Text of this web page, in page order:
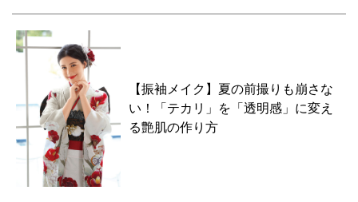
【振袖メイク】夏の前撮りも崩さな
い！「テカリ」を「透明感」に変え
る艶肌の作り方